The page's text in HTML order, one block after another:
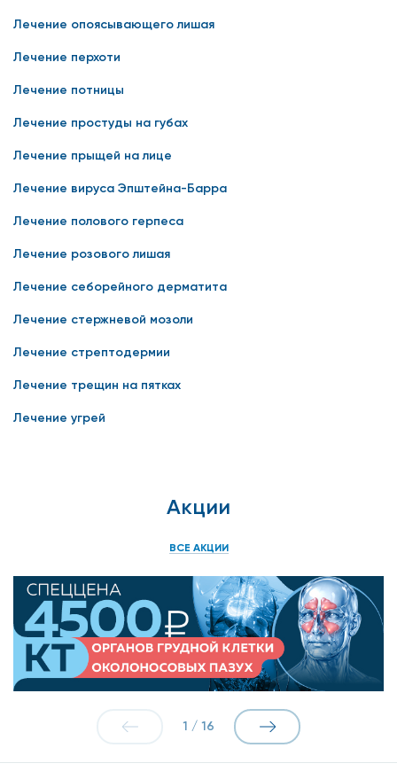
Лечение опоясывающего лишая
Лечение перхоти
Лечение потницы
Лечение простуды на губах
Лечение прыщей на лице
Лечение вируса Эпштейна-Барра
Лечение полового герпеса
Лечение розового лишая
Лечение себорейного дерматита
Лечение стержневой мозоли
Лечение стрептодермии
Лечение трещин на пятках
Лечение угрей
Акции
ВСЕ АКЦИИ
1 / 16